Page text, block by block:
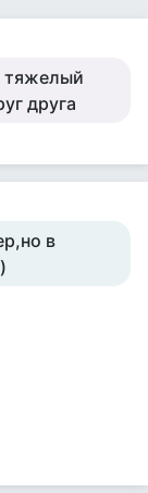
тяжелый
друга
в